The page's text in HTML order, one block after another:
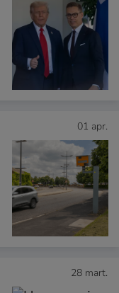
01 apr.
28 mart.